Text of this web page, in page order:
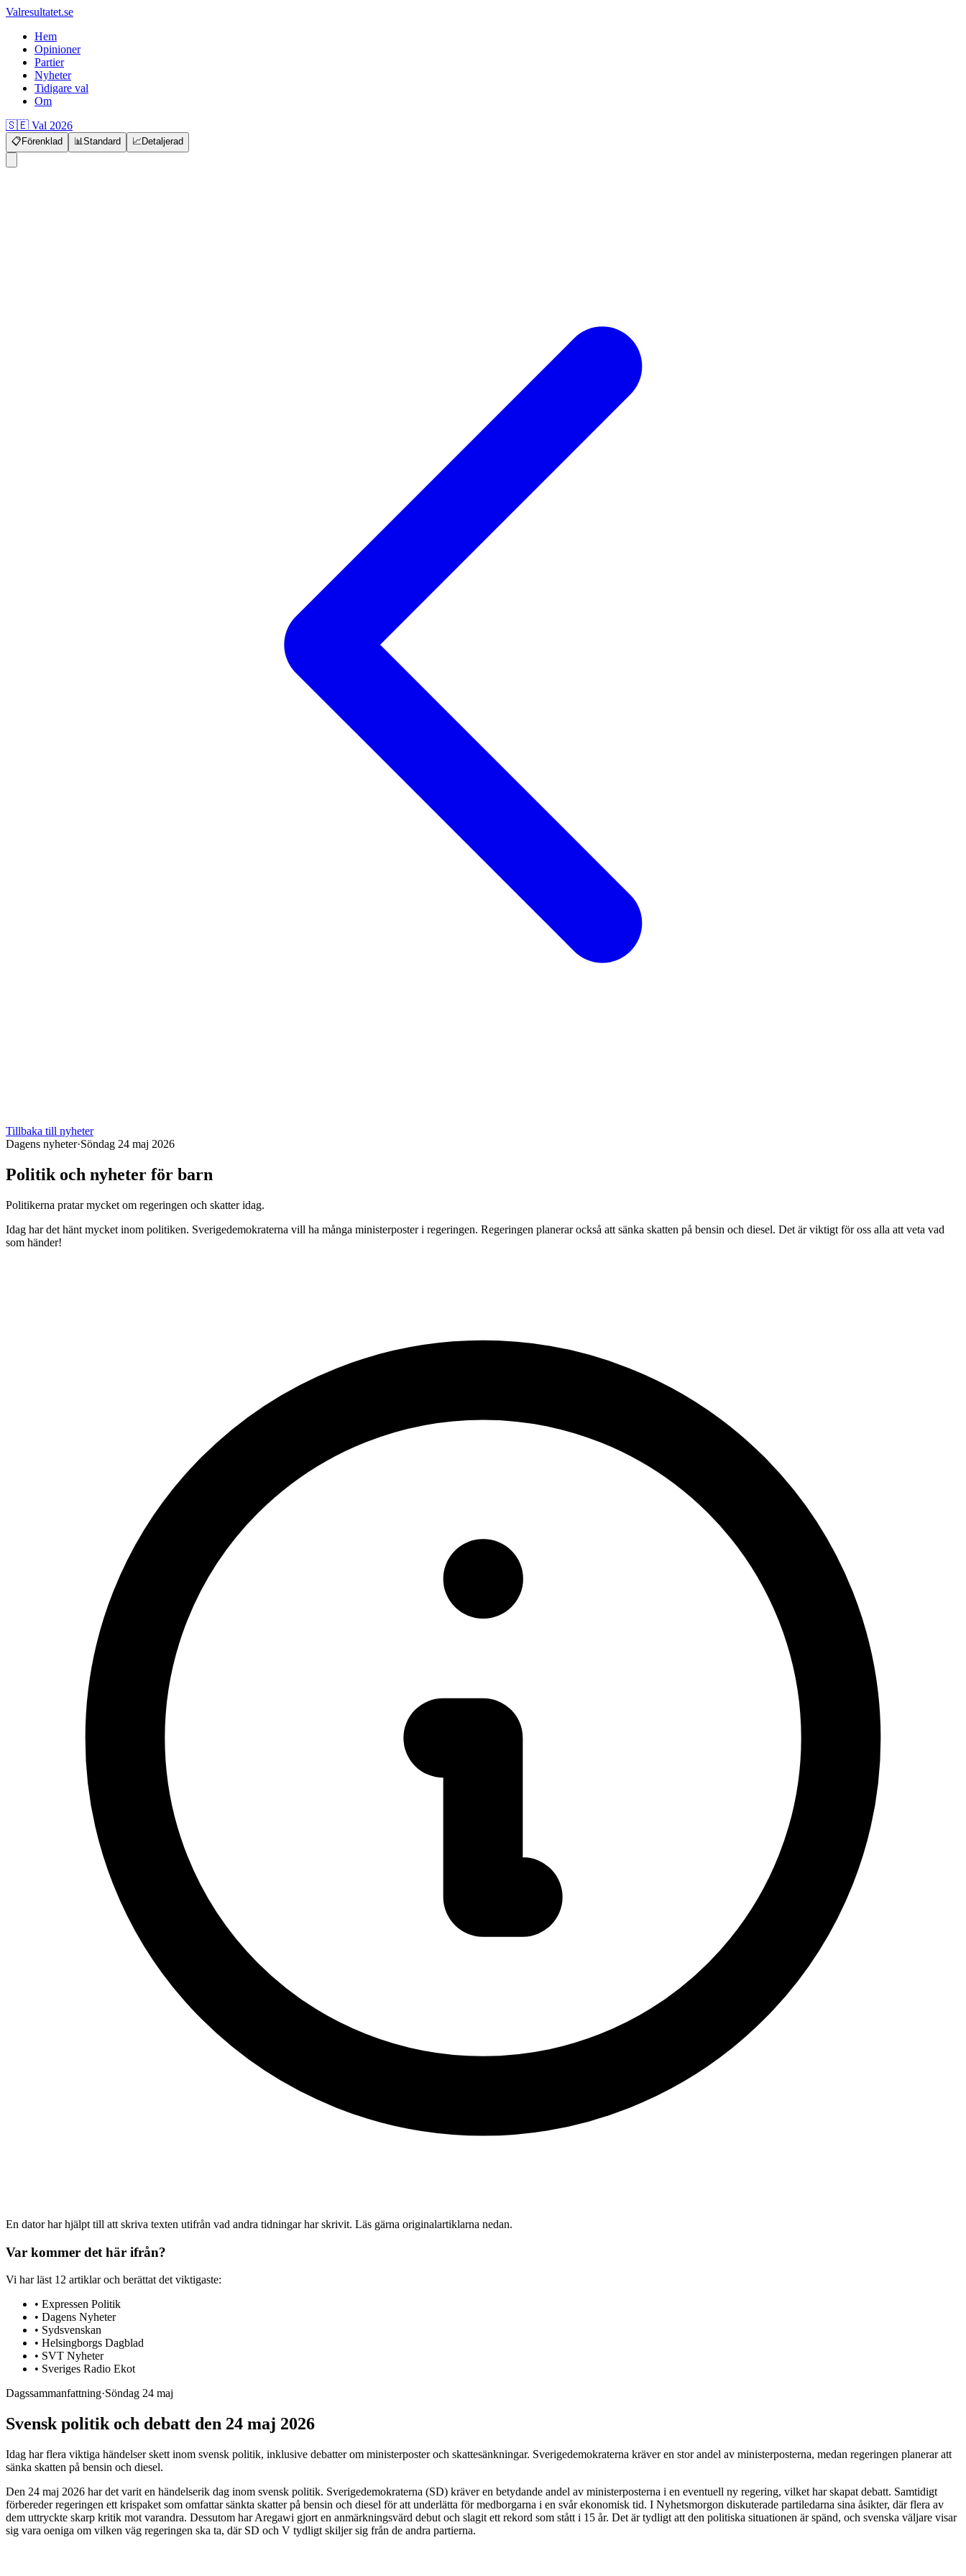
Valresultatet.se
Hem
Opinioner
Partier
Nyheter
Tidigare val
Om
🇸🇪 Val 2026
📋 Förenklad 📊Standard 📈Detaljerad
Tillbaka till nyheter
Dagens nyheter·Söndag 24 maj 2026
Politik och nyheter för barn
Politikerna pratar mycket om regeringen och skatter idag.
Idag har det hänt mycket inom politiken. Sverigedemokraterna vill ha många ministerposter i regeringen. Regeringen planerar också att sänka skatten på bensin och diesel. Det är viktigt för oss alla att veta vad
som händer!
En dator har hjälpt till att skriva texten utifrån vad andra tidningar har skrivit. Läs gärna originalartiklarna nedan.
Var kommer det här ifrån?
Vi har läst 12 artiklaroch berättat det viktigaste:
• Expressen Politik
• Dagens Nyheter
• Sydsvenskan
• Helsingborgs Dagblad
• SVT Nyheter
• Sveriges Radio Ekot
Dagssammanfattning·Söndag 24 maj
Svensk politik och debatt den 24 maj 2026
Idag har flera viktiga händelser skett inom svensk politik, inklusive debatter om ministerposter och skattesänkningar. Sverigedemokraterna kräver en stor andel av ministerposterna, medan regeringen planerar att
sänka skatten på bensin och diesel.
Den 24 maj 2026 har det varit en händelserik dag inom svensk politik. Sverigedemokraterna (SD) kräver en betydande andel av ministerposterna i en eventuell ny regering, vilket har skapat debatt. Samtidigt
förbereder regeringen ett krispaket som omfattar sänkta skatter på bensin och diesel för att underlätta för medborgarna i en svår ekonomisk tid. I Nyhetsmorgon diskuterade partiledarna sina åsikter, där flera av
dem uttryckte skarp kritik mot varandra. Dessutom har Aregawi gjort en anmärkningsvärd debut och slagit ett rekord som stått i 15 år. Det är tydligt att den politiska situationen är spänd, och svenska väljare visar
sig vara oeniga om vilken väg regeringen ska ta, där SD och V tydligt skiljer sig från de andra partierna.